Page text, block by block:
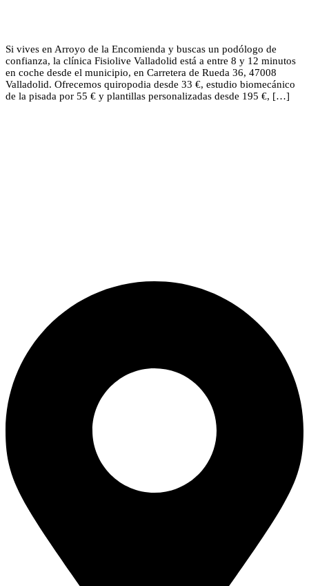
Si vives en Arroyo de la Encomienda y buscas un podólogo de
confianza, la clínica Fisiolive Valladolid está a entre 8 y 12 minutos
en coche desde el municipio, en Carretera de Rueda 36, 47008
Valladolid. Ofrecemos quiropodia desde 33 €, estudio biomecánico
de la pisada por 55 € y plantillas personalizadas desde 195 €, […]